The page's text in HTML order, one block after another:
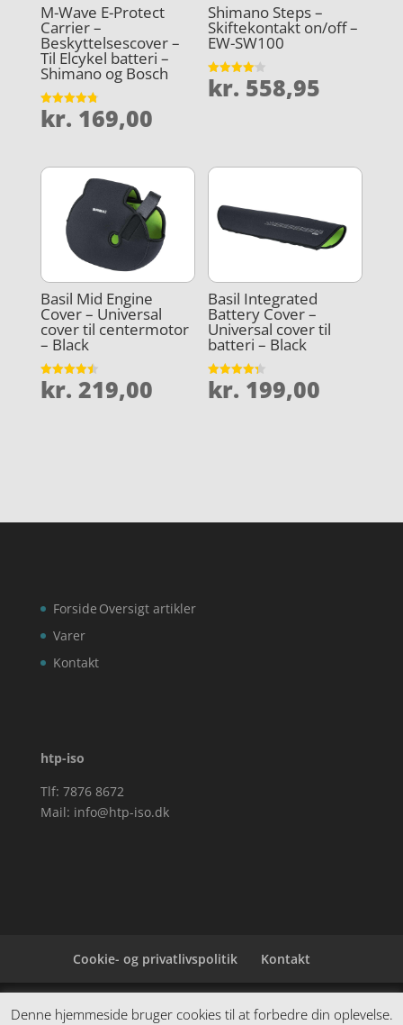
M-Wave E-Protect
Carrier –
Beskyttelsescover –
Til Elcykel batteri –
Shimano og Bosch
Vurderet
4.8
kr. 169,00
Shimano Steps –
Skiftekontakt on/off –
EW-SW100
Vurderet
4.1
kr. 558,95
Basil Mid Engine
Cover – Universal
cover til centermotor
– Black
Vurderet
4.5
kr. 219,00
Basil Integrated
Battery Cover –
Universal cover til
batteri – Black
Vurderet
4.3
kr. 199,00
Forside
Varer
Kontakt
Oversigt artikler
htp-iso
Tlf: 7876 8672
Mail: info@htp-iso.dk
Cookie- og privatlivspolitik Kontakt
Denne hjemmeside samler et bredt udvalg af
Denne hjemmeside bruger cookies til at forbedre din oplevelse.